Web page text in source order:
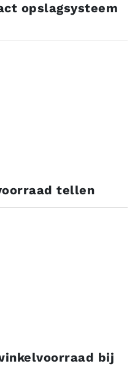
opslagsysteem
tellen
bij